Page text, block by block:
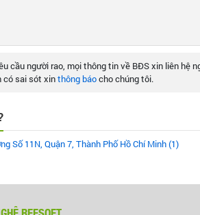
cầu người rao, mọi thông tin về BĐS xin liên hệ
có sai sót xinthông báocho chúng tôi.
Số 11N, Quận 7, Thành Phố Hồ Chí Minh (1)